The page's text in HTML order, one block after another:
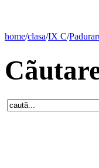
home/clasa/IX C/